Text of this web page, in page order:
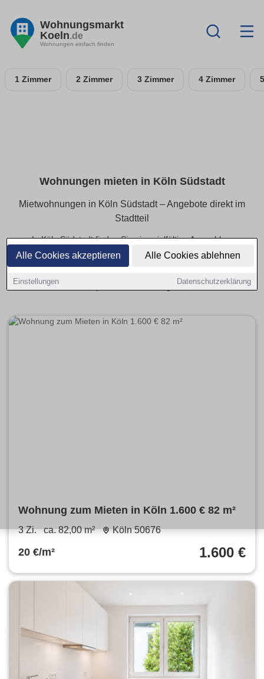
Alle Cookies akzeptieren Alle Cookies ablehnen
Einstellungen Datenschutzerklärung
Wohnungsmarkt
Koeln.de
Wohnungen einfach finden
1 Zimmer 2 Zimmer 3 Zimmer 4 Zimmer
Wohnungen mieten in Köln Südstadt
Mietwohnungen in Köln Südstadt – Angebote direkt im
Stadtteil
In Köln Südstadt finden Sie eine vielfältige Auswahl an
Mietwohnungen – von kompakten Apartments bis hin zu
geräumigen Familienwohnungen. Alle Angebote lassen sich
schnell die passende Wohnung zu finden.
Wohnung zum Mieten in Köln 1.600 € 82 m²
3 Zi. ca. 82,00 m² Köln 50676
20 €/m² 1.600 €